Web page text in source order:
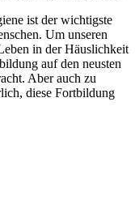
ist der wichtigste
Um unseren
in der Häuslichkeit
auf den neusten
Aber auch zu
diese Fortbildung